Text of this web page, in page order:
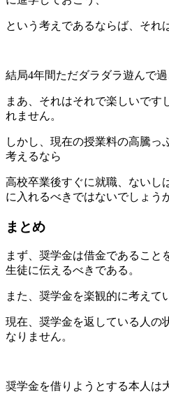
という考えであるならば、それ
結局4年間ただダラダラ遊んで
まあ、それはそれで楽しいです
れません。
しかし、現在の授業料の高騰っ
考えるなら
高校卒業後すぐに就職、ないし
に入れるべきではないでしょう
まとめ
まず、奨学金は借金であること
生徒に伝えるべきである。
また、奨学金を楽観的に考えて
現在、奨学金を返している人の
なりません。
奨学金を借りようとする本人は